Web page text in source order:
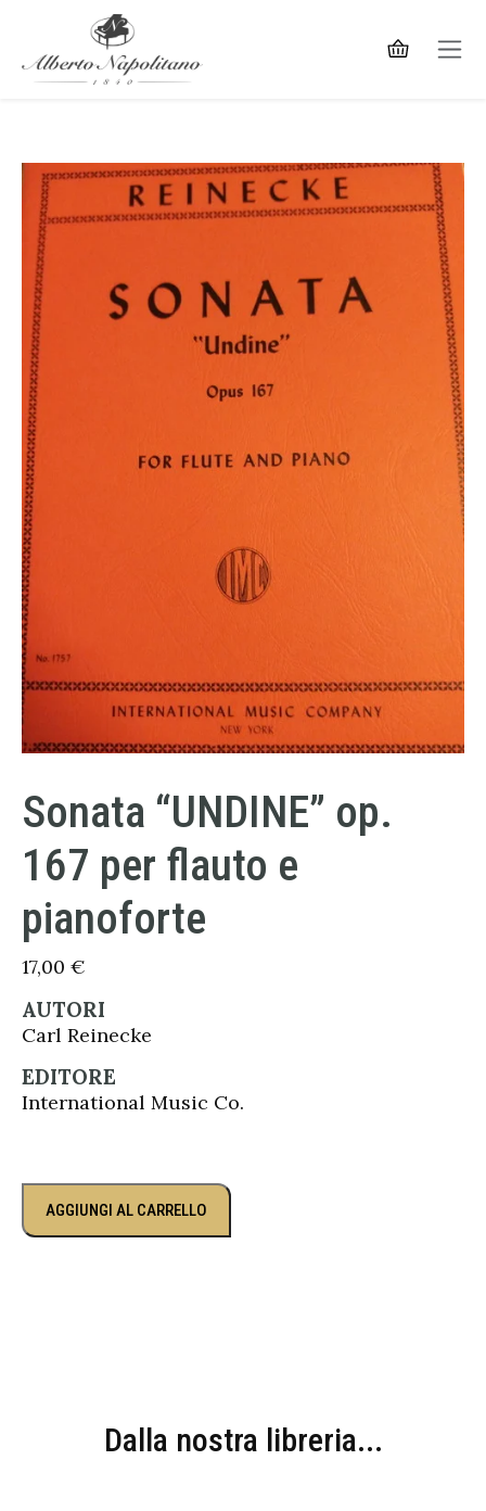
Sonata “UNDINE” op.
167 per flauto e
pianoforte
17,00 €
AUTORI
Carl Reinecke
EDITORE
International Music Co.
AGGIUNGI AL CARRELLO
Dalla nostra libreria...